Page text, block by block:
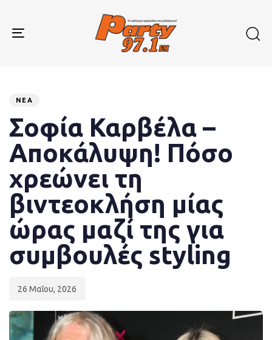
primary
Toggle
ΝΈΑ
Σοφία Καρβέλα –
Αποκάλυψη! Πόσο
χρεώνει τη
βιντεοκλήση μίας
ώρας μαζί της για
συμβουλές styling
26 Μαΐου, 2026